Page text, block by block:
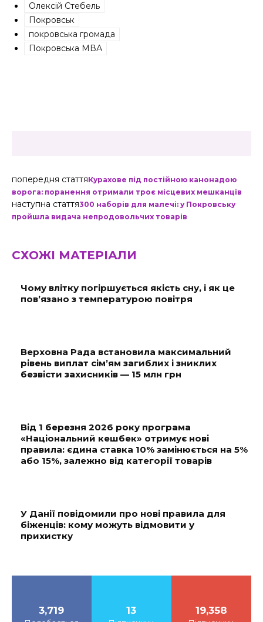
Олексій Стебель
Покровськ
покровська громада
Покровська МВА
попередня статтяКурахове під постійною канонадою
ворога: поранення отримали троє місцевих мешканців
наступна стаття300 наборів для малечі: у Покровську
пройшла видача непродовольчих товарів
СХОЖІ МАТЕРІАЛИ
Чому влітку погіршується якість сну, і як це
пов’язано з температурою повітря
Верховна Рада встановила максимальний
рівень виплат сім’ям загиблих і зниклих
безвісти захисників — 15 млн грн
Від 1 березня 2026 року програма
«Національний кешбек» отримує нові
правила: єдина ставка 10% замінюється на 5%
або 15%, залежно від категорії товарів
У Данії повідомили про нові правила для
біженців: кому можуть відмовити у
прихистку
3,719 13 19,358